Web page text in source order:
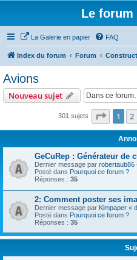
Le forum
La Galerie en papier FAQ
Index du forum Forum
Avions
Nouveau sujet
301 sujets Page 1
1 2
GeCuRep : Générateur de
Dernier message par robertaub86
Posté dans Pourquoi ce forum ?
Réponses : 35
2: Comment poster ses
Dernier message par Kimpaper «
Posté dans Pourquoi ce forum ?
Réponses : 35